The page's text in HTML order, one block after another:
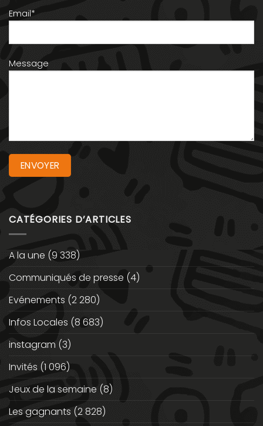
Email*
Message
CATÉGORIES D’ARTICLES
A la une (9 338)
Communiqués de presse (4)
Evénements (2 280)
Infos Locales (8 683)
instagram (3)
Invités (1 096)
Jeux de la semaine (8)
Les gagnants (2 828)